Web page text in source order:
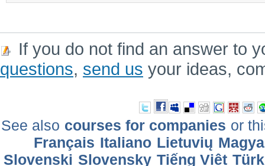
If you do not find an answer to
questions, send us your ideas,
See also courses for companies or
Français Italiano Lietuvių
Slovenski Slovensky Tiếng Việt